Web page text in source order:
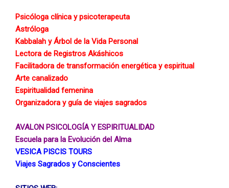
Psicóloga clínica y psicoterapeuta
Astróloga
Kabbalah y Árbol de la Vida Personal
Lectora de Registros Akáshicos
Facilitadora de transformación energética y espiritual
Arte canalizado
Espiritualidad femenina
Organizadora y guía de viajes sagrados
AVALON PSICOLOGÍA Y ESPIRITUALIDAD
Escuela para la Evolución del Alma
VESICA PISCIS TOURS
Viajes Sagrados y Conscientes